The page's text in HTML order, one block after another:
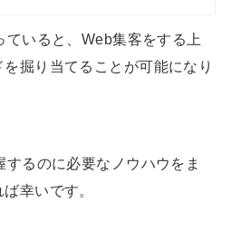
いると、Web集客をする上
掘り当てることが可能になり
するのに必要なノウハウをま
幸いです。